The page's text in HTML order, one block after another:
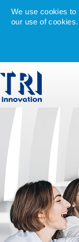
We use cookies
our use of